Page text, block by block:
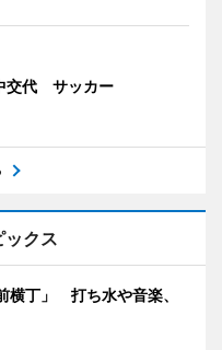
交代 サッカー
ックス
横丁」 打ち水や音楽、